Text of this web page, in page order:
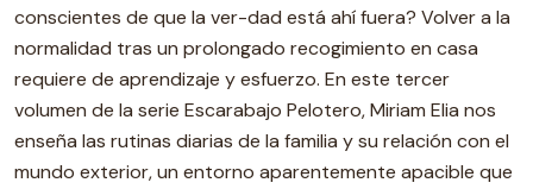
conscientes de que la ver-dad está ahí fuera? Volver a la
normalidad tras un prolongado recogimiento en casa
requiere de aprendizaje y esfuerzo. En este tercer
volumen de la serie Escarabajo Pelotero, Miriam Elia nos
enseña las rutinas diarias de la familia y su relación con el
mundo exterior, un entorno aparentemente apacible que